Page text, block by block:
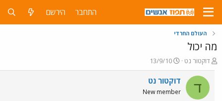
התחבר הירשם
העולם החרדי
מה יכול
פ
ו
ת
ח
ה
דוקטור נט
פ
ו
ר
ס
ם
13/9/10
ד דוקטור נט
New member